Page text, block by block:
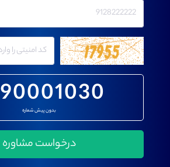
90001030
بدون پیش شماره